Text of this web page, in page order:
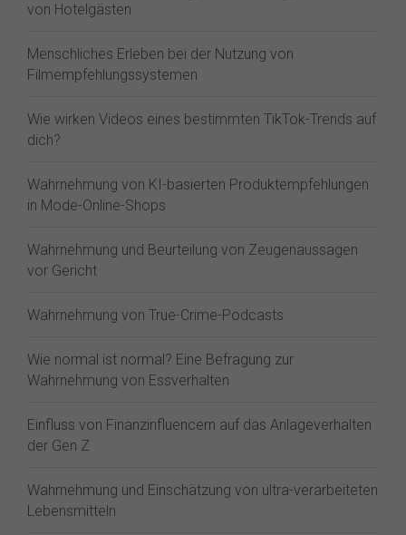
von Hotelgästen
Menschliches Erleben bei der Nutzung von
Filmempfehlungssystemen
Wie wirken Videos eines bestimmten TikTok-Trends auf
dich?
Wahrnehmung von KI-basierten Produktempfehlungen
in Mode-Online-Shops
Wahrnehmung und Beurteilung von Zeugenaussagen
vor Gericht
Wahrnehmung von True-Crime-Podcasts
Wie normal ist normal? Eine Befragung zur
Wahrnehmung von Essverhalten
Einfluss von Finanzinfluencern auf das Anlageverhalten
der Gen Z⁠
Wahrnehmung und Einschätzung von ultra-verarbeiteten
Lebensmitteln